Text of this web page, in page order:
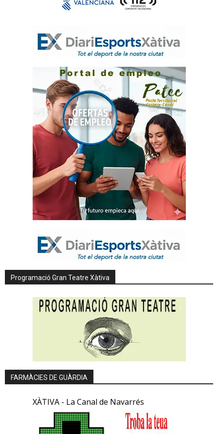
Programació Gran Teatre Xàtiva
FARMÀCIES DE GUÀRDIA
XÀTIVA - La Canal de Navarrés